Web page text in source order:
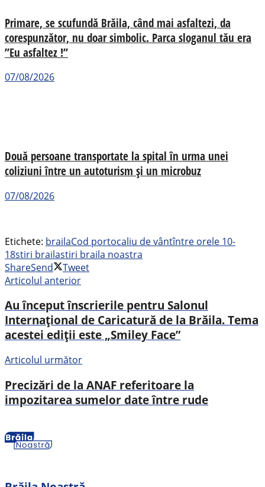
Primare, se scufundă Brăila, când mai asfaltezi, da
corespunzător, nu doar simbolic. Parca sloganul tău era
”Eu asfaltez !”
07/08/2026
Două persoane transportate la spital în urma unei
coliziuni între un autoturism și un microbuz
07/08/2026
Etichete: brailaCod portocaliu de vântîntre orele 10-
18stiri brailastiri braila noastra
ShareSend
Tweet
Articolul anterior
Au început înscrierile pentru Salonul
Internațional de Caricatură de la Brăila. Tema
acestei ediții este „Smiley Face”
Articolul următor
Precizări de la ANAF referitoare la
impozitarea sumelor date între rude